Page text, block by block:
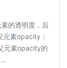
的透明度，后
元素opacity：
元素opacity的